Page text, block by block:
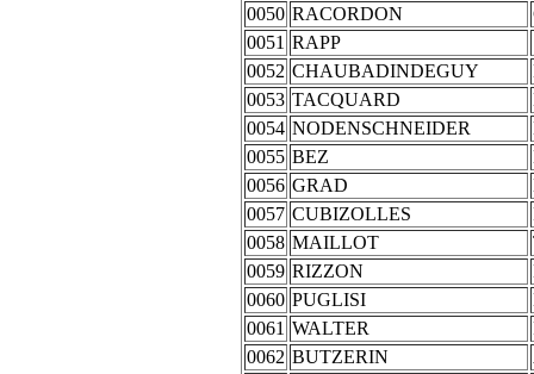
0050 RACORDON
0051 RAPP
0052 CHAUBADINDEGUY
0053 TACQUARD
0054 NODENSCHNEIDER
0055 BEZ
0056 GRAD
0057 CUBIZOLLES
0058 MAILLOT
0059 RIZZON
0060 PUGLISI
0061 WALTER
0062 BUTZERIN